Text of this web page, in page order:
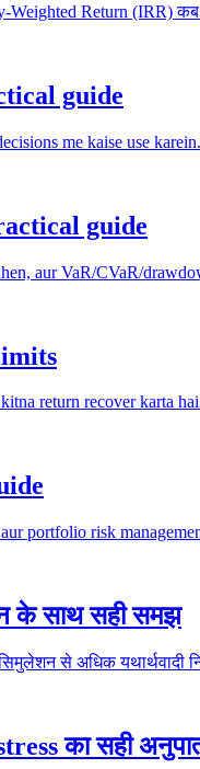
Return (IRR) कब
guide
me kaise use karein.
guide
aur VaR/CVaR/
return recover karta
portfolio risk
के साथ सही समझ
से अधिक यथार्थवादी
का सही